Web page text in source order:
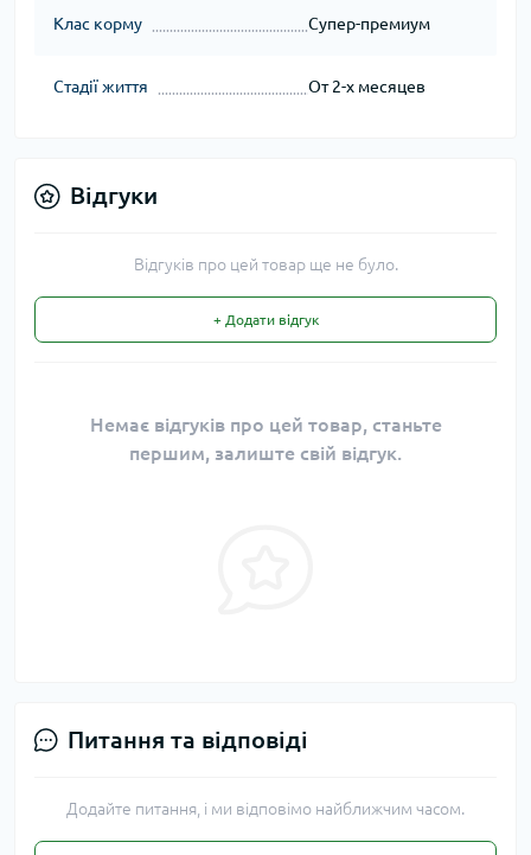
Клас корму Супер-премиум
Стадії життя От 2-х месяцев
Відгуки
Відгуків про цей товар ще не було.
+ Додати відгук
Немає відгуків про цей товар, станьте
першим, залиште свій відгук.
Питання та відповіді
Додайте питання, і ми відповімо найближчим часом.